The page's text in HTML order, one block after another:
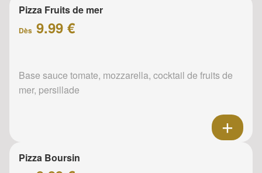
Pizza Fruits de mer
Dès 9.99 €
Base sauce tomate, mozzarella, cocktail de fruits de
mer, persillade
Pizza Boursin